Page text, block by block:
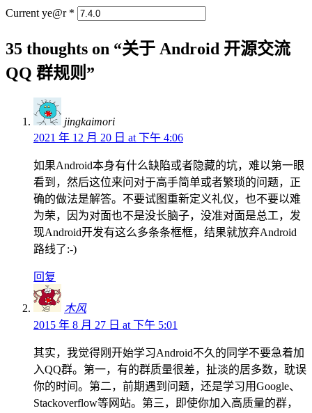
Current ye@r *
35 thoughts on “关于 Android 开源交流
QQ 群规则”
jingkaimori
2021 年 12 月 20 日 at 下午 4:06
如果Android本身有什么缺陷或者隐藏的坑，难以第一眼
看到，然后这位来问对于高手简单或者繁琐的问题，正
确的做法是解答。不要试图重新定义礼仪，也不要以难
为荣，因为对面也不是没长脑子，没准对面是总工，发
现Android开发有这么多条条框框，结果就放弃Android
路线了:-)
回复
木风
2015 年 8 月 27 日 at 下午 5:01
其实，我觉得刚开始学习Android不久的同学不要急着加
入QQ群。第一，有的群质量很差，扯淡的居多数，耽误
你的时间。第二，前期遇到问题，还是学习用Google、
Stackoverflow等网站。第三，即使你加入高质量的群，